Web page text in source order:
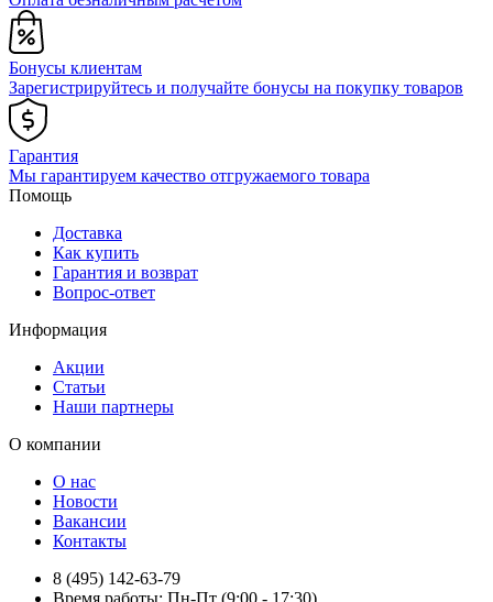
Бонусы клиентам
Зарегистрируйтесь и получайте бонусы на покупку товаров
Гарантия
Мы гарантируем качество отгружаемого товара
Помощь
Доставка
Как купить
Гарантия и возврат
Вопрос-ответ
Информация
Акции
Статьи
Наши партнеры
О компании
О нас
Новости
Вакансии
Контакты
8 (495) 142-63-79
Время работы: Пн-Пт (9:00 - 17:30)